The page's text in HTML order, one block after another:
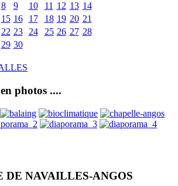
8
9 10 11 12 13 14
15 16 17 18 19 20 21
22 23 24 25 26 27 28
29 30
photos ....
DE NAVAILLES-ANGOS